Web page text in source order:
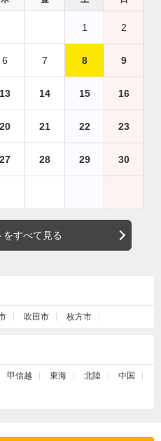
1 2
6 7 8 9
13 14 15 16
20 21 22 23
27 28 29 30
すべて見る
吹田市 枚方市
甲信越 東海 北陸 中国